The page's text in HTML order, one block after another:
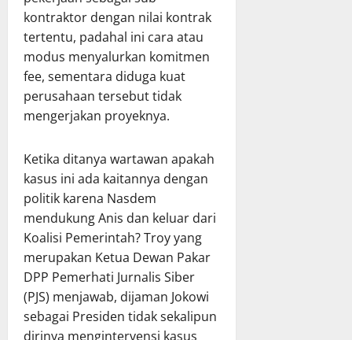
kontraktor dengan nilai kontrak
tertentu, padahal ini cara atau
modus menyalurkan komitmen
fee, sementara diduga kuat
perusahaan tersebut tidak
mengerjakan proyeknya.
Ketika ditanya wartawan apakah
kasus ini ada kaitannya dengan
politik karena Nasdem
mendukung Anis dan keluar dari
Koalisi Pemerintah? Troy yang
merupakan Ketua Dewan Pakar
DPP Pemerhati Jurnalis Siber
(PJS) menjawab, dijaman Jokowi
sebagai Presiden tidak sekalipun
dirinya mengintervensi kasus